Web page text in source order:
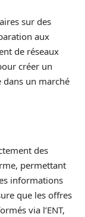
sur des
aux
de réseaux
créer un
un marché
des
permettant
informations
que les offres
via l’ENT,